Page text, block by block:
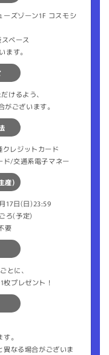
ーズゾーン1F コスモシ
ペース
ます。
けるよう、
ございます。
レジットカード
ド/交通系電子マネー
産)
17日(日)23:59
ろ(予定)
要
とに、
プレゼント！
。
なる場合がございま